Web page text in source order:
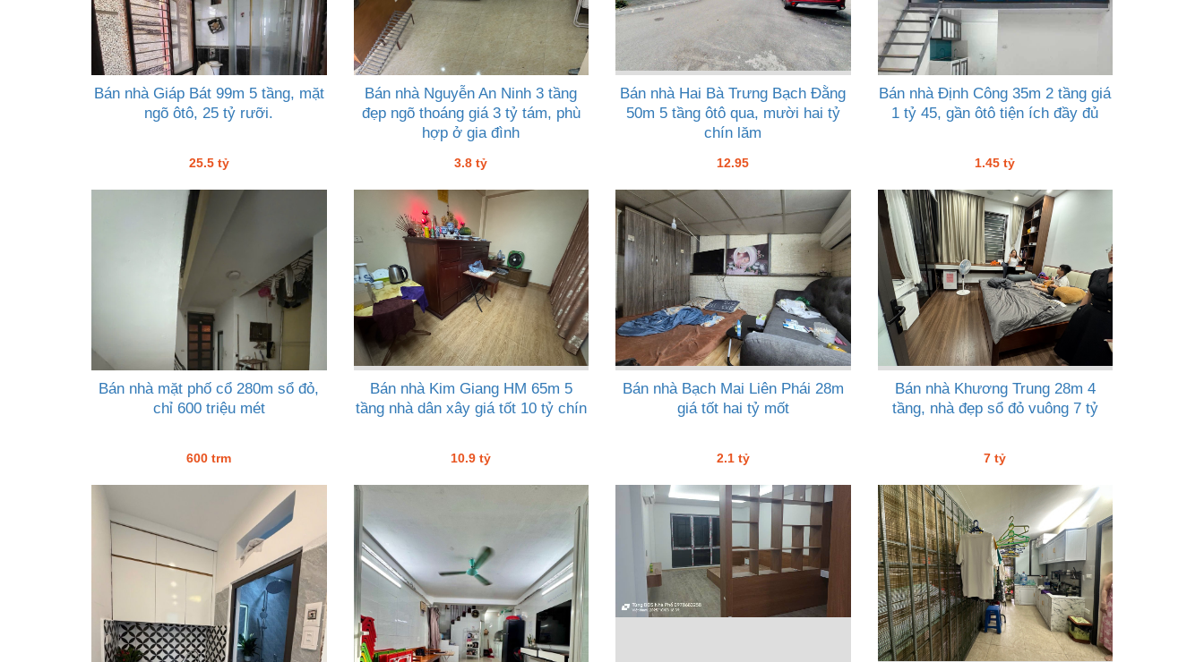
Bán nhà Giáp Bát 99m 5 tầng, mặt
ngõ ôtô, 25 tỷ rưỡi.
25.5 tỷ
Bán nhà Nguyễn An Ninh 3 tầng
đẹp ngõ thoáng giá 3 tỷ tám, phù
hợp ở gia đình
3.8 tỷ
Bán nhà Hai Bà Trưng Bạch Đằng
50m 5 tầng ôtô qua, mười hai tỷ
chín lăm
12.95
Bán nhà Định Công 35m 2 tầng giá
1 tỷ 45, gần ôtô tiện ích đầy đủ
1.45 tỷ
Bán nhà mặt phố cổ 280m sổ đỏ,
chỉ 600 triệu mét
600 trm
Bán nhà Kim Giang HM 65m 5
tầng nhà dân xây giá tốt 10 tỷ chín
10.9 tỷ
Bán nhà Bạch Mai Liên Phái 28m
giá tốt hai tỷ mốt
2.1 tỷ
Bán nhà Khương Trung 28m 4
tầng, nhà đẹp sổ đỏ vuông 7 tỷ
7 tỷ